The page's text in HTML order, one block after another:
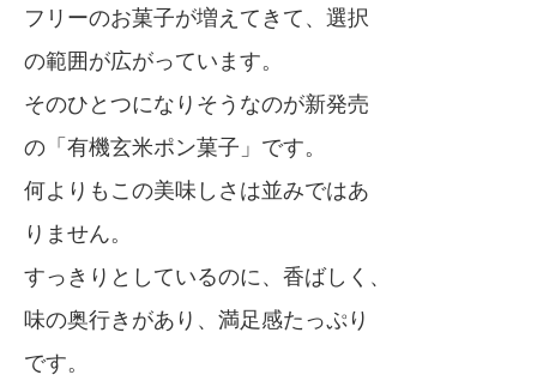
フリーのお菓子が増えてきて、選択
の範囲が広がっています。
そのひとつになりそうなのが新発売
の「有機玄米ポン菓子」です。
何よりもこの美味しさは並みではあ
りません。
すっきりとしているのに、香ばしく、
味の奥行きがあり、満足感たっぷり
です。